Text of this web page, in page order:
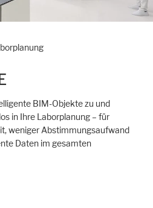
BIM-Objekte zu und
in Ihre Laborplanung – für
weniger Abstimmungsaufwand
Daten im gesamten